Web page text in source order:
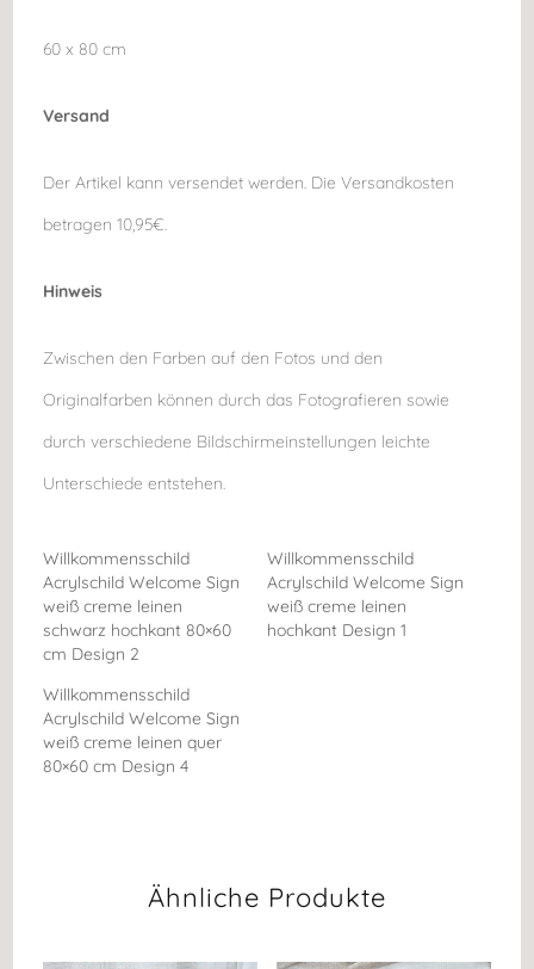
60 x 80 cm
Versand
Der Artikel kann versendet werden. Die Versandkosten
betragen 10,95€.
Hinweis
Zwischen den Farben auf den Fotos und den
Originalfarben können durch das Fotografieren sowie
durch verschiedene Bildschirmeinstellungen leichte
Unterschiede entstehen.
Willkommensschild
Acrylschild Welcome Sign
weiß creme leinen
schwarz hochkant 80×60
cm Design 2
Willkommensschild
Acrylschild Welcome Sign
weiß creme leinen
hochkant Design 1
Willkommensschild
Acrylschild Welcome Sign
weiß creme leinen quer
80×60 cm Design 4
Ähnliche Produkte